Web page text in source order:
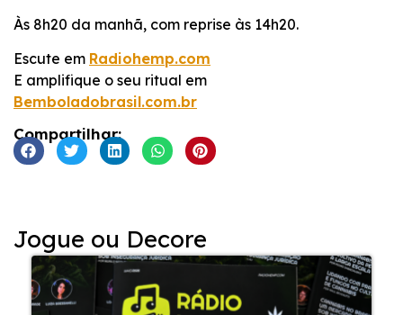
Às 8h20 da manhã, com reprise às 14h20.
Escute em Radiohemp.com
E amplifique o seu ritual em
Bemboladobrasil.com.br
Compartilhar:
Jogue ou Decore